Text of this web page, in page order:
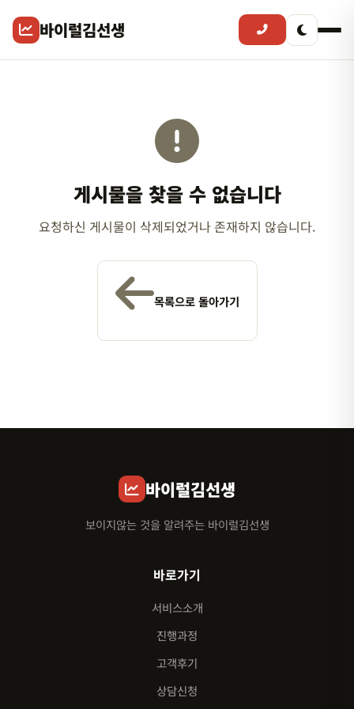
바이럴김선생
게시물을 찾을 수 없습니다
요청하신 게시물이 삭제되었거나 존재하지 않습니다.
목록으로 돌아가기
바이럴김선생
보이지않는 것을 알려주는 바이럴김선생
바로가기
서비스소개
진행과정
고객후기
상담신청